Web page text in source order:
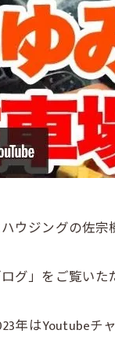
ウジングの佐宗
グ」をご覧い
年はYoutubeチ